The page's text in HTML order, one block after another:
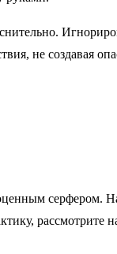
не создавая
серфером.
рассмотрите